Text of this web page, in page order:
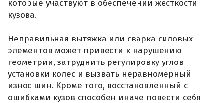
которые участвуют в обеспечении жесткости
кузова.
Неправильная вытяжка или сварка силовых
элементов может привести к нарушению
геометрии, затруднить регулировку углов
установки колес и вызвать неравномерный
износ шин. Кроме того, восстановленный с
ошибками кузов способен иначе повести себя